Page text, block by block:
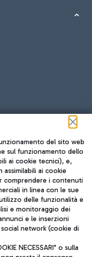
del sito web
sul funzionamento dello
ai cookie tecnici), e,
ai cookie
comprendere i contenuti
in linea con le sue
delle funzionalità e
e monitoraggio dei
e le inserzioni
network (cookie di
NECESSARI" o sulla